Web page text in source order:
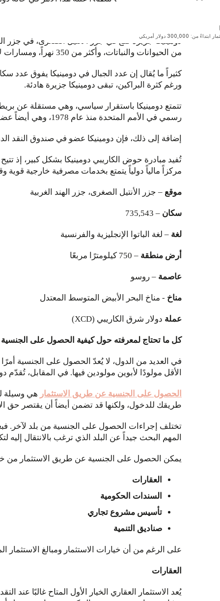
من: 300,000 دولار أمريكي
دومينيكا جزيرة تقع في جزر الأنتيل الصغرى، في جزر
من الحيوانات والنباتات، وأكثر من 350 نهراً، ومسارات لا حصر لها للمشي لمسافات طويلة تتخلل الجزر. فلا عجب أن تُسمى "جزيرة الطبيعة".
كثيراً ما يُقال إن عدد الجبال في دومينيكا يفوق عدد
ورغم كثرة البراكين، تبقى دومينيكا جزيرة هادئة.
رسمي في الأمم المتحدة منذ عام 1978، وهي أيضاً عضو في بنك التنمية الكاريبي ومنظمة الشرق الأوسط وشمال أفريقيا.
إضافة إلى ذلك، فإن دومينيكا عضو في صندوق النقد
تُفيد مبادرة حوض الكاريبي دومينيكا بشكل كبير، إذ
مركزاً مالياً دولياً يتمتع بخدمات مصرفية خارجية قوية
موقع – جزر الأنتيل الصغرى، جزر الهند الغربية
سكان – 735,543
لغة – لغة الباتوا الإنجليزية والفرنسية
أرض منطقة – 750 كيلومترًا مربعًا
عاصمة – روسو
مناخ - مناخ البحر الأبيض المتوسط المعتدل
عملة دولار شرق الكاريبي (XCD)
كل ما تحتاج لمعرفته حول كيفية الحصول على الجنسية
في العديد من الدول، لا يُعدّ الحصول على الجنسية
الأقل مولودًا لأبوين مولودين فيها. في المقابل،
الحصول على الجنسية عن طريق الاستثمار هي وسيلة
طريقك للدخول، ولكنها قد تضمن أيضاً أن يقتصر حق
تختلف إجراءات الحصول على الجنسية من بلد لآخر.
المهم البحث جيداً عن البلد الذي ترغب بالانتقال إليه
يمكن الحصول على الجنسية عن طريق الاستثمار من
العقارات
السندات الحكومية
تأسيس مشروع تجاري
صناديق التنمية
على الرغم من أن خيارات الاستثمار ومبالغ الاستثمار
العقارات
يُعد الاستثمار العقاري الخيار الأول المتاح غالبًا